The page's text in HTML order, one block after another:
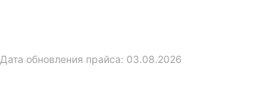
Дата обновления прайса: 03.08.2026